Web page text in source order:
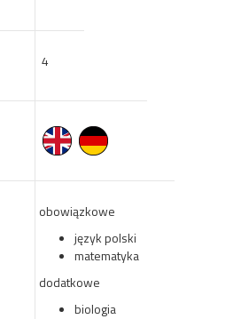
4
obowiązkowe
język polski
matematyka
dodatkowe
biologia